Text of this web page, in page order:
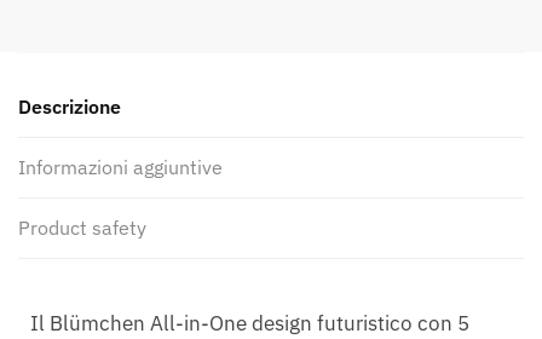
Descrizione
Informazioni aggiuntive
Product safety
Il Blümchen All-in-One design futuristico con 5